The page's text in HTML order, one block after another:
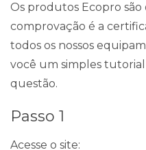
Os produtos Ecopro
comprovação é a
todos os nossos
você um simples
questão.
Passo 1
Acesse o site: